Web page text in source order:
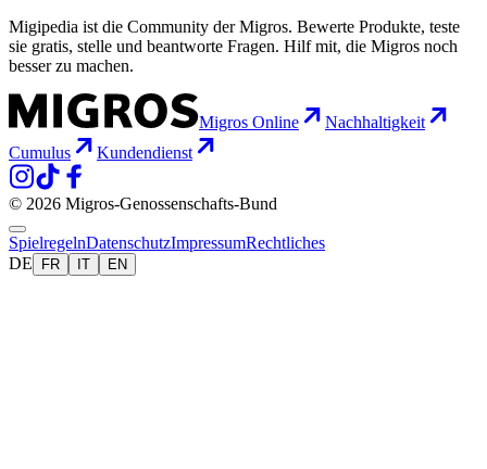
Migipedia ist die Community der Migros. Bewerte Produkte, teste
sie gratis, stelle und beantworte Fragen. Hilf mit, die Migros noch
besser zu machen.
Migros Online
Nachhaltigkeit
Cumulus
Kundendienst
© 2026 Migros-Genossenschafts-Bund
SpielregelnDatenschutzImpressumRechtliches
DE
FR IT EN